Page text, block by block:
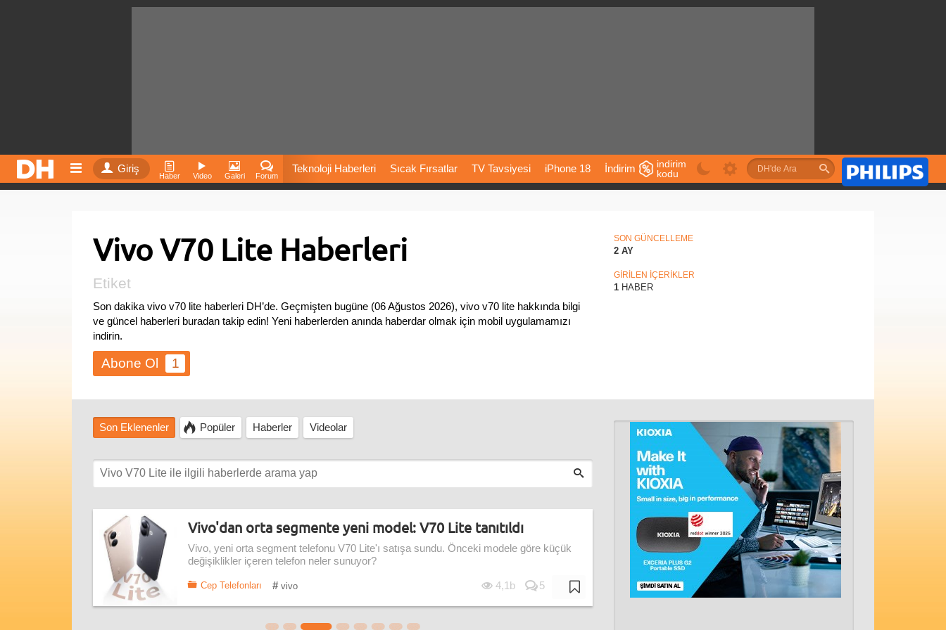
Giriş
Haber Video Galeri Forum
Teknoloji Haberleri Sıcak Fırsatlar TV Tavsiyesi iPhone 18 İndirim
Fiyatları Vizyondaki Filmler Önerileri
indirim
kodu
Vivo V70 Lite Haberleri
Etiket
Son dakika vivo v70 lite haberleri DH’de. Geçmişten bugüne (06 Ağustos 2026), vivo v70 lite hakkında bilgi
ve güncel haberleri buradan takip edin! Yeni haberlerden anında haberdar olmak için mobil uygulamamızı
indirin.
1
SON GÜNCELLEME
2 AY
GİRİLEN İÇERİKLER
1 HABER
Son Eklenenler Popüler Haberler Videolar
Vivo'dan orta segmente yeni model: V70 Lite tanıtıldı
Vivo, yeni orta segment telefonu V70 Lite'ı satışa sundu. Önceki modele göre küçük
değişiklikler içeren telefon neler sunuyor?
Cep Telefonları # vivo 4,1b 5